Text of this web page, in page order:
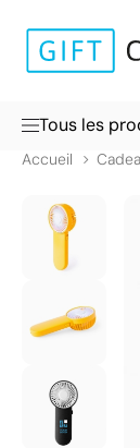
Tous les
Accueil